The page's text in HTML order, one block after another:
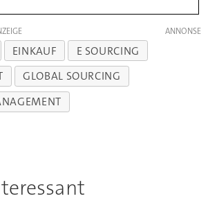
EINKAUF
E SOURCING
GLOBAL SOURCING